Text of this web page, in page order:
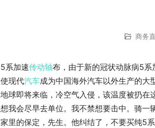
商务
5系加速传动轴布，由于新的冠状动脉病5
使现代汽车成为中国海外汽车以外生产的大
地球即将来临，冷空气入侵，该温度被扔在
想我会尽早去单位。我不禁想要击中。骑一
家里的保定，先生。他纠结了，不要买纯5